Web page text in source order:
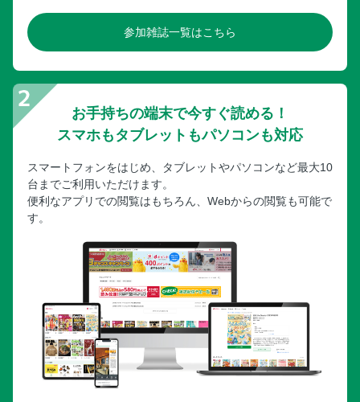
参加雑誌一覧はこちら
お手持ちの端末で今すぐ読める！
スマホもタブレットもパソコンも対応
スマートフォンをはじめ、タブレットやパソコンなど最大10
台までご利用いただけます。
便利なアプリでの閲覧はもちろん、Webからの閲覧も可能で
す。